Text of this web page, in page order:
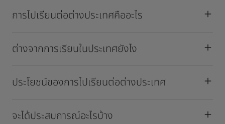
การไปเรียนต่อต่างประเทศคืออะไร
ต่างจากการเรียนในประเทศยังไง
ประโยชน์ของการไปเรียนต่อต่างประเทศ
จะได้ประสบการณ์อะไรบ้าง